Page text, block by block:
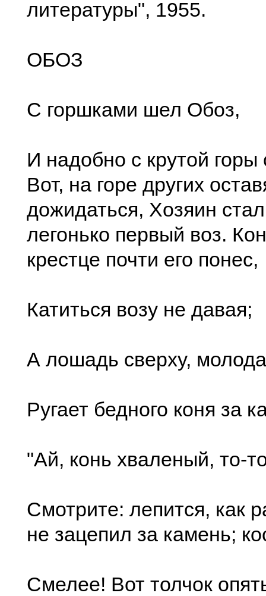
литературы", 1955.
ОБОЗ
С горшками шел Обоз,
И надобно с крутой горы
Вот, на горе других
дожидаться, Хозяин
легонько первый воз.
крестце почти его понес,
Катиться возу не давая;
А лошадь сверху,
Ругает бедного коня за
"Ай, конь хваленый, то-
Смотрите: лепится, как
не зацепил за камень;
Смелее! Вот толчок